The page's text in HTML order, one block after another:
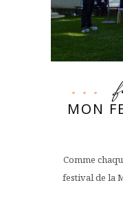
MON
Comme
festival de la